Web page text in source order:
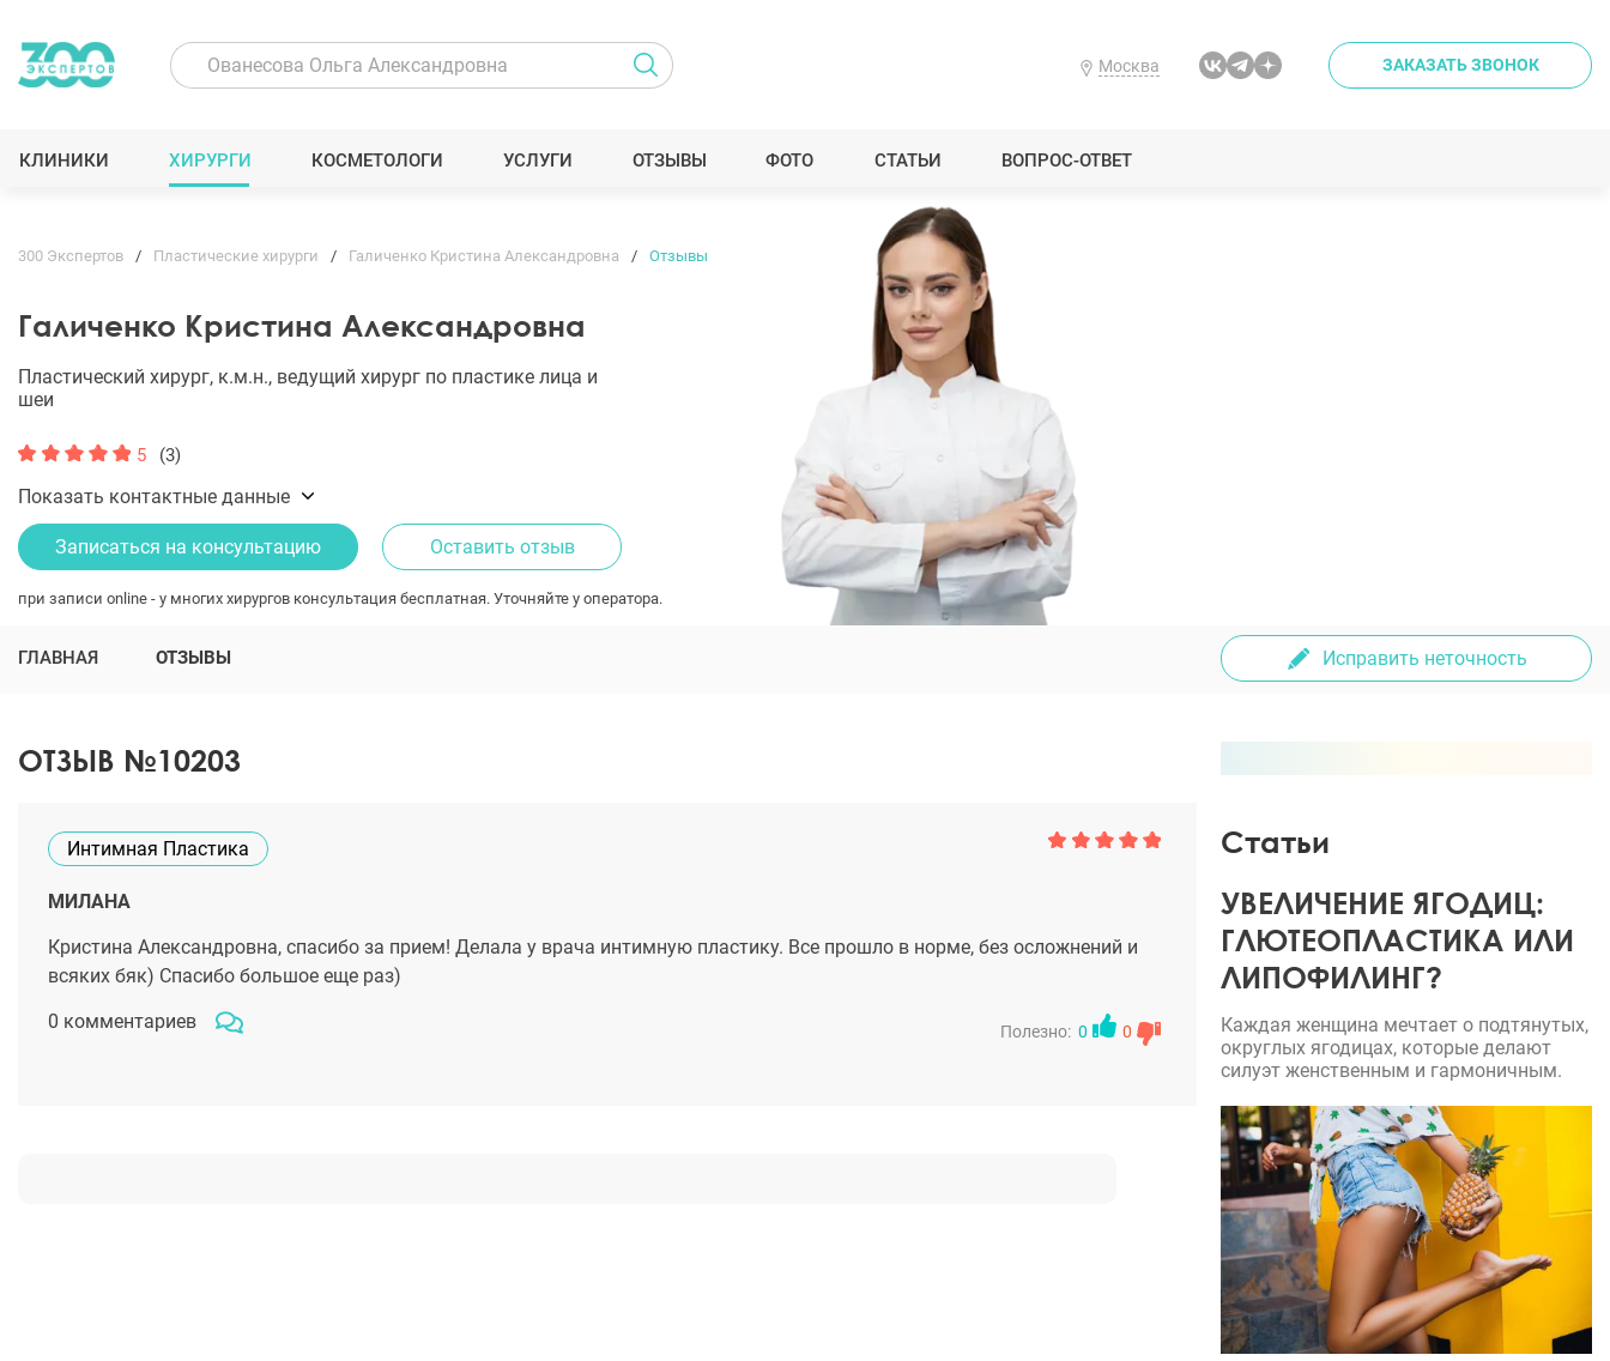
Москва ЗАКАЗАТЬ ЗВОНОК
КЛИНИКИ ХИРУРГИ КОСМЕТОЛОГИ УСЛУГИ ОТЗЫВЫ ФОТО СТАТЬИ ВОПРОС-ОТВЕТ
300 Экспертов Пластические хирурги Галиченко Кристина Александровна Отзывы
Галиченко Кристина Александровна
Пластический хирург, к.м.н., ведущий хирург по пластике лица и
шеи
5 (3)
Показать контактные данные
Записаться на консультацию Оставить отзыв
при записи online - у многих хирургов консультация бесплатная. Уточняйте у оператора.
ГЛАВНАЯ ОТЗЫВЫ Исправить неточность
ОТЗЫВ №10203
Интимная Пластика
МИЛАНА
Кристина Александровна, спасибо за прием! Делала у врача интимную пластику. Все прошло в норме, без осложнений и
всяких бяк) Спасибо большое еще раз)
0 комментариев
Полезно: 0 0
Статьи
УВЕЛИЧЕНИЕ ЯГОДИЦ:
ГЛЮТЕОПЛАСТИКА ИЛИ
ЛИПОФИЛИНГ?
Каждая женщина мечтает о подтянутых,
округлых ягодицах, которые делают
силуэт женственным и гармоничным.